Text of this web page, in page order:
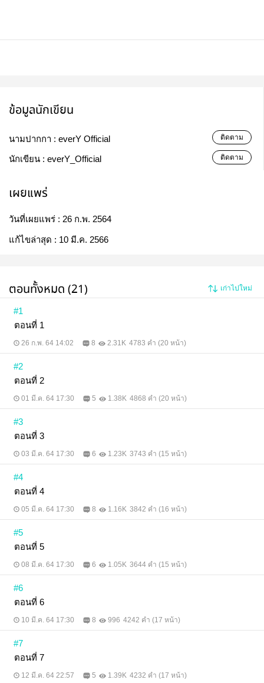
ข้อมูลนักเขียน
นามปากกา : everY Official ติดตาม
นักเขียน : everY_Official ติดตาม
เผยแพร่
วันที่เผยแพร่ : 26 ก.พ. 2564
แก้ไขล่าสุด : 10 มี.ค. 2566
ตอนทั้งหมด (21) เก่าไปใหม่
#1
ตอนที่ 1
26 ก.พ. 64 14:02 8 2.31K 4783 คำ (20 หน้า)
#2
ตอนที่ 2
01 มี.ค. 64 17:30 5 1.38K 4868 คำ (20 หน้า)
#3
ตอนที่ 3
03 มี.ค. 64 17:30 6 1.23K 3743 คำ (15 หน้า)
#4
ตอนที่ 4
05 มี.ค. 64 17:30 8 1.16K 3842 คำ (16 หน้า)
#5
ตอนที่ 5
08 มี.ค. 64 17:30 6 1.05K 3644 คำ (15 หน้า)
#6
ตอนที่ 6
10 มี.ค. 64 17:30 8 996 4242 คำ (17 หน้า)
#7
ตอนที่ 7
12 มี.ค. 64 22:57 5 1.39K 4232 คำ (17 หน้า)